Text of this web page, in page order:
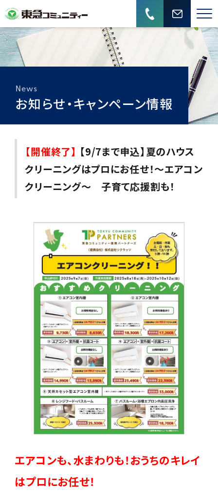
News
お知らせ・キャンペーン情報
【開催終了】 【9/7まで申込】夏のハウス
クリーニングはプロにお任せ！～エアコン
クリーニング～ 子育て応援割も！
エアコンも、水まわりも！おうちのキレイ
はプロにお任せ！